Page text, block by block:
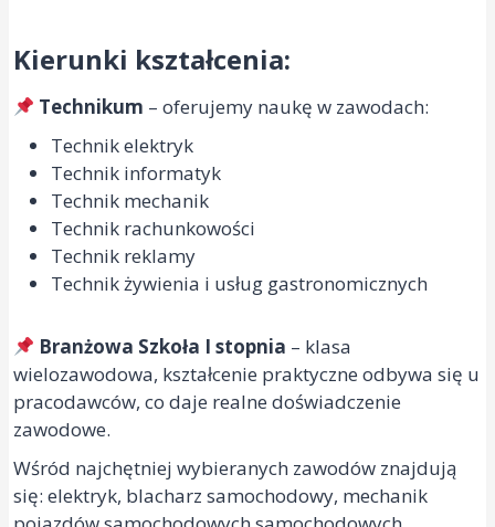
Kierunki kształcenia:
Technikum – oferujemy naukę w zawodach:
Technik elektryk
Technik informatyk
Technik mechanik
Technik rachunkowości
Technik reklamy
Technik żywienia i usług gastronomicznych
Branżowa Szkoła I stopnia – klasa
wielozawodowa, kształcenie praktyczne odbywa się u
pracodawców, co daje realne doświadczenie
zawodowe.
Wśród najchętniej wybieranych zawodów znajdują
się: elektryk, blacharz samochodowy, mechanik